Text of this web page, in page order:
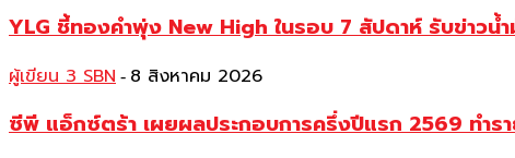
YLG ชี้ทองคำพุ่ง New High ในรอบ 7 สัปดาห์ รับข่าวน้
ผู้เขียน 3 SBN - 8 สิงหาคม 2026
ซีพี แอ็กซ์ตร้า เผยผลประกอบการครึ่งปีแรก 2569 ทำร